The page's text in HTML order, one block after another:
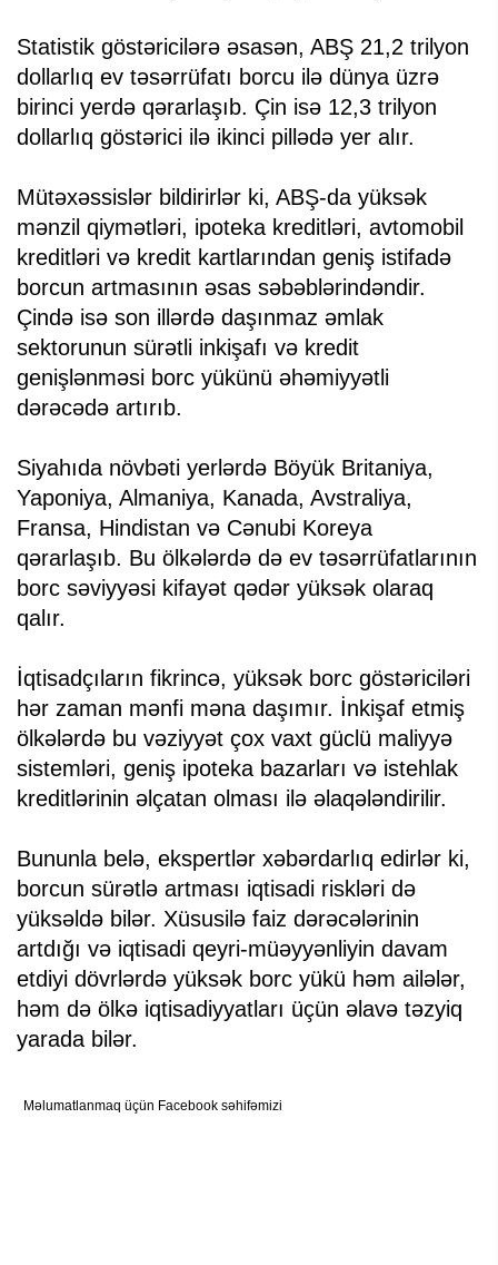
Statistik göstəricilərə əsasən, ABŞ 21,2 trilyon
dollarlıq ev təsərrüfatı borcu ilə dünya üzrə
birinci yerdə qərarlaşıb. Çin isə 12,3 trilyon
dollarlıq göstərici ilə ikinci pillədə yer alır.
Mütəxəssislər bildirirlər ki, ABŞ-da yüksək
mənzil qiymətləri, ipoteka kreditləri, avtomobil
kreditləri və kredit kartlarından geniş istifadə
borcun artmasının əsas səbəblərindəndir.
Çində isə son illərdə daşınmaz əmlak
sektorunun sürətli inkişafı və kredit
genişlənməsi borc yükünü əhəmiyyətli
dərəcədə artırıb.
Siyahıda növbəti yerlərdə Böyük Britaniya,
Yaponiya, Almaniya, Kanada, Avstraliya,
Fransa, Hindistan və Cənubi Koreya
qərarlaşıb. Bu ölkələrdə də ev təsərrüfatlarının
borc səviyyəsi kifayət qədər yüksək olaraq
qalır.
İqtisadçıların fikrincə, yüksək borc göstəriciləri
hər zaman mənfi məna daşımır. İnkişaf etmiş
ölkələrdə bu vəziyyət çox vaxt güclü maliyyə
sistemləri, geniş ipoteka bazarları və istehlak
kreditlərinin əlçatan olması ilə əlaqələndirilir.
Bununla belə, ekspertlər xəbərdarlıq edirlər ki,
borcun sürətlə artması iqtisadi riskləri də
yüksəldə bilər. Xüsusilə faiz dərəcələrinin
artdığı və iqtisadi qeyri-müəyyənliyin davam
etdiyi dövrlərdə yüksək borc yükü həm ailələr,
həm də ölkə iqtisadiyyatları üçün əlavə təzyiq
yarada bilər.
Məlumatlanmaq üçün Facebook səhifəmizi